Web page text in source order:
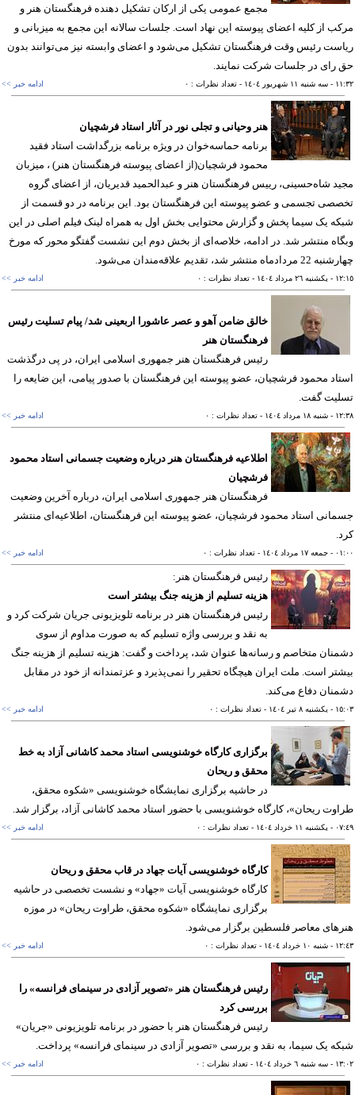
مجمع عمومی یکی از ارکان تشکیل دهنده فرهنگستان هنر و
از کلیه اعضای پیوسته این نهاد است. جلسات سالانه این مجمع به میزبانی و
رئیس وقت فرهنگستان تشکیل می‌شود و اعضای وابسته نیز می‌توانند بدون
رای در جلسات شرکت نمایند.
- سه شنبه ١١ شهريور ١٤٠٤ - تعداد نظرات : ٠ ادامه خبر >>
هنر وحیانی و تجلی نور در آثار استاد فرشچیان
برنامه حماسه‌خوان در ویژه برنامه بزرگداشت استاد فقید
محمود فرشچیان(از اعضای پیوسته فرهنگستان هنر) ، میزبان
شاه‌حسینی، رییس فرهنگستان هنر و عبدالحمید قدیریان، از اعضای گروه
تجسمی و عضو پیوسته این فرهنگستان بود. این برنامه در دو قسمت از
یک سیما پخش و گزارش محتوایی بخش اول به همراه لینک فیلم اصلی در این
منتشر شد. در ادامه، خلاصه‌ای از بخش دوم این نشست گفتگو محور که مورخ
منتشر شد، تقدیم علاقه‌مندان می‌شود.
- يکشنبه ٢٦ مرداد ١٤٠٤ - تعداد نظرات : ٠ ادامه خبر >>
خالق ضامن آهو و عصر عاشورا اربعینی شد/ پیام تسلیت رئیس
فرهنگستان هنر
رئیس فرهنگستان هنر جمهوری اسلامی ایران، در پی درگذشت
محمود فرشچیان، عضو پیوسته این فرهنگستان با صدور پیامی، این ضایعه را
گفت.
- شنبه ١٨ مرداد ١٤٠٤ - تعداد نظرات : ٠ ادامه خبر >>
اطلاعیه فرهنگستان هنر درباره وضعیت جسمانی استاد محمود
فرشچیان
فرهنگستان هنر جمهوری اسلامی ایران، درباره آخرین وضعیت
استاد محمود فرشچیان، عضو پیوسته این فرهنگستان، اطلاعیه‌ای منتشر
- جمعه ١٧ مرداد ١٤٠٤ - تعداد نظرات : ٠ ادامه خبر >>
رئیس فرهنگستان هنر:
هزینه تسلیم از هزینه جنگ بیشتر است
رئیس فرهنگستان هنر در برنامه تلویزیونی جریان شرکت کرد و
به نقد و بررسی واژه تسلیم که به صورت مداوم از سوی
متخاصم و رسانه‌ها عنوان شد، پرداخت و گفت: هزینه تسلیم از هزینه جنگ
است. ملت ایران هیچگاه تحقیر را نمی‌پذیرد و عزتمندانه از خود در مقابل
دفاع می‌کند.
- يکشنبه ٨ تير ١٤٠٤ - تعداد نظرات : ٠ ادامه خبر >>
برگزاری کارگاه خوشنویسی استاد محمد کاشانی آزاد به خط
محقق و ریحان
در حاشیه برگزاری نمایشگاه خوشنویسی «شکوه محقق،
ریحان»، کارگاه خوشنویسی با حضور استاد محمد کاشانی آزاد، برگزار شد.
- يکشنبه ١١ خرداد ١٤٠٤ - تعداد نظرات : ٠ ادامه خبر >>
کارگاه خوشنویسی آیات جهاد در قاب محقق و ریحان
کارگاه خوشنویسی آیات «جهاد» و نشست تخصصی در حاشیه
برگزاری نمایشگاه «شکوه محقق، طراوت ریحان» در موزه
معاصر فلسطین برگزار می‌شود.
- شنبه ١٠ خرداد ١٤٠٤ - تعداد نظرات : ٠ ادامه خبر >>
رئیس فرهنگستان هنر «تصویر آزادی در سینمای فرانسه» را
بررسی کرد
رئیس فرهنگستان هنر با حضور در برنامه تلویزیونی «جریان»
یک سیما، به نقد و بررسی «تصویر آزادی در سینمای فرانسه» پرداخت.
- سه شنبه ٦ خرداد ١٤٠٤ - تعداد نظرات : ٠ ادامه خبر >>